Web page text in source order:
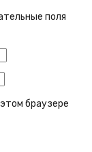
поля
браузере